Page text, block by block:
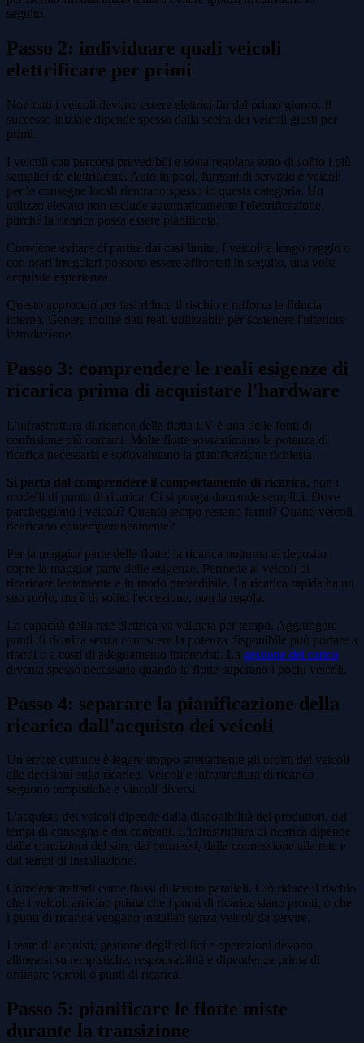
seguito.
Passo 2: individuare quali veicoli
elettrificare per primi
Non tutti i veicoli devono essere elettrici fin dal primo giorno. Il
successo iniziale dipende spesso dalla scelta dei veicoli giusti per
primi.
I veicoli con percorsi prevedibili e sosta regolare sono di solito i più
semplici da elettrificare. Auto in pool, furgoni di servizio e veicoli
per le consegne locali rientrano spesso in questa categoria. Un
utilizzo elevato non esclude automaticamente l'elettrificazione,
purché la ricarica possa essere pianificata.
Conviene evitare di partire dai casi limite. I veicoli a lungo raggio o
con orari irregolari possono essere affrontati in seguito, una volta
acquisita esperienza.
Questo approccio per fasi riduce il rischio e rafforza la fiducia
interna. Genera inoltre dati reali utilizzabili per sostenere l'ulteriore
introduzione.
Passo 3: comprendere le reali esigenze di
ricarica prima di acquistare l'hardware
L'infrastruttura di ricarica della flotta EV è una delle fonti di
confusione più comuni. Molte flotte sovrastimano la potenza di
ricarica necessaria e sottovalutano la pianificazione richiesta.
Si parta dal comprendere il comportamento di ricarica, non i
modelli di punto di ricarica. Ci si ponga domande semplici. Dove
parcheggiano i veicoli? Quanto tempo restano fermi? Quanti veicoli
ricaricano contemporaneamente?
Per la maggior parte delle flotte, la ricarica notturna al deposito
copre la maggior parte delle esigenze. Permette ai veicoli di
ricaricare lentamente e in modo prevedibile. La ricarica rapida ha un
suo ruolo, ma è di solito l'eccezione, non la regola.
La capacità della rete elettrica va valutata per tempo. Aggiungere
punti di ricarica senza conoscere la potenza disponibile può portare a
ritardi o a costi di adeguamento imprevisti. La gestione del carico
diventa spesso necessaria quando le flotte superano i pochi veicoli.
Passo 4: separare la pianificazione della
ricarica dall'acquisto dei veicoli
Un errore comune è legare troppo strettamente gli ordini dei veicoli
alle decisioni sulla ricarica. Veicoli e infrastruttura di ricarica
seguono tempistiche e vincoli diversi.
L'acquisto dei veicoli dipende dalla disponibilità dei produttori, dai
tempi di consegna e dai contratti. L'infrastruttura di ricarica dipende
dalle condizioni del sito, dai permessi, dalla connessione alla rete e
dai tempi di installazione.
Conviene trattarli come flussi di lavoro paralleli. Ciò riduce il rischio
che i veicoli arrivino prima che i punti di ricarica siano pronti, o che
i punti di ricarica vengano installati senza veicoli da servire.
I team di acquisti, gestione degli edifici e operazioni devono
allinearsi su tempistiche, responsabilità e dipendenze prima di
ordinare veicoli o punti di ricarica.
Passo 5: pianificare le flotte miste
durante la transizione